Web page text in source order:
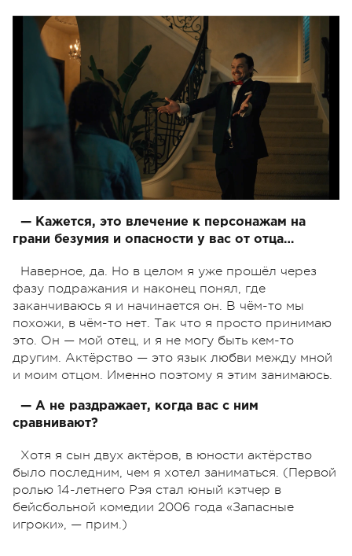
— Кажется, это влечение к персонажам на
грани безумия и опасности у вас от отца…
Наверное, да. Но в целом я уже прошёл через
фазу подражания и наконец понял, где
заканчиваюсь я и начинается он. В чём-то мы
похожи, в чём-то нет. Так что я просто принимаю
это. Он — мой отец, и я не могу быть кем-то
другим. Актёрство — это язык любви между мной
и моим отцом. Именно поэтому я этим занимаюсь.
— А не раздражает, когда вас с ним
сравнивают?
Хотя я сын двух актёров, в юности актёрство
было последним, чем я хотел заниматься. (Первой
ролью 14-летнего Рэя стал юный кэтчер в
бейсбольной комедии 2006 года «Запасные
игроки», — прим.)